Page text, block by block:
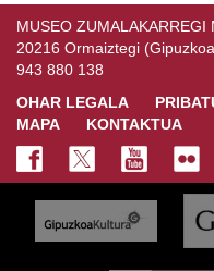
MUSEO ZUMALAKARREGI
20216 Ormaiztegi
943 880 138
OHAR LEGALA
MAPA
KONTAKTUA